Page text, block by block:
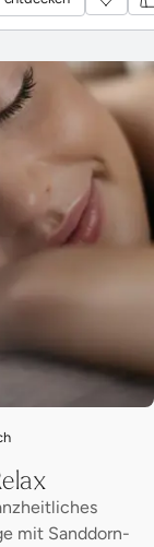
mit Sanddorn-